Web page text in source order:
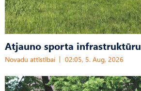
Atjauno sporta infrastruktūru
Novadu attīstībai 02:05, 5. Aug, 2026